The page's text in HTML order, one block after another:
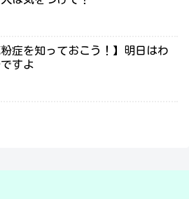
粉症を知っておこう！】明日はわ
すよ